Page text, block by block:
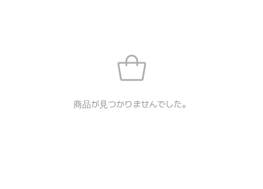
商品が見つかりませんでした。